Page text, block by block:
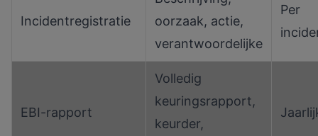
Incidentregistratie
oorzaak, actie,
verantwoordelijke
Per
EBI-rapport
Volledig
keuringsrapport,
keurder,